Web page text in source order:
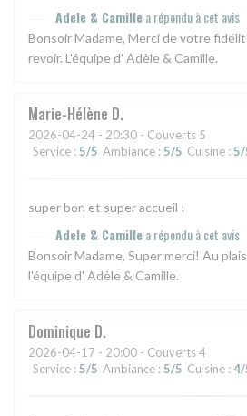
Adele & Camillea répondu à cet avis
Bonsoir Madame, Merci de votre
revoir. L'équipe d' Adèle & Camille.
Marie-Hélène D
2026-04-24 - 20:30 - Couverts 5
Service : 5/5 Ambiance : 5/5 Cuisine : 5/
super bon et super accueil !
Adele & Camillea répondu à cet avis
Bonsoir Madame, Super merci! Au
l'équipe d' Adèle & Camille.
Dominique D
2026-04-17 - 20:00 - Couverts 4
Service : 5/5 Ambiance : 5/5 Cuisine : 4/